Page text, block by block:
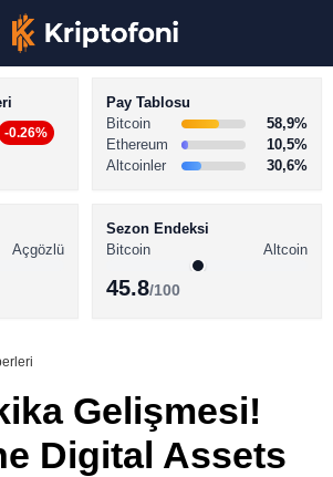
Youtube
TikTok
-0.26%
Pay Tablosu
Bitcoin
58,9%
Ethereum
10,5%
Altcoinler
30,6%
Açgözlü
Sezon Endeksi
Bitcoin
Altcoin
45.8/100
Gelişmesi!
Digital Assets